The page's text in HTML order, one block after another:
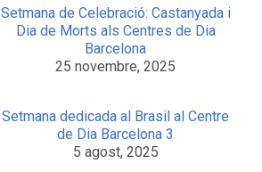
Setmana de Celebració: Castanyada i
Dia de Morts als Centres de Dia
Barcelona
25 novembre, 2025
Setmana dedicada al Brasil al Centre
de Dia Barcelona 3
5 agost, 2025